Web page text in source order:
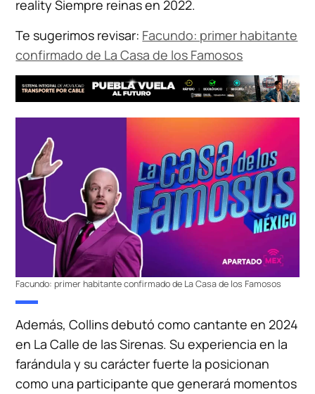
reality Siempre reinas en 2022.
Te sugerimos revisar: Facundo: primer habitante
confirmado de La Casa de los Famosos
Facundo: primer habitante confirmado de La Casa de los Famosos
Además, Collins debutó como cantante en 2024
en La Calle de las Sirenas. Su experiencia en la
farándula y su carácter fuerte la posicionan
como una participante que generará momentos